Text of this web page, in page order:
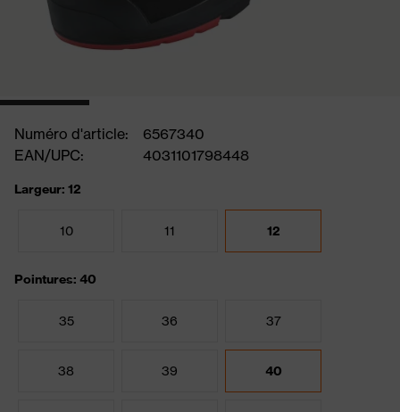
Numéro d'article:
6567340
EAN/UPC:
4031101798448
Largeur: 12
10 11 12
Pointures: 40
35 36 37
38 39 40